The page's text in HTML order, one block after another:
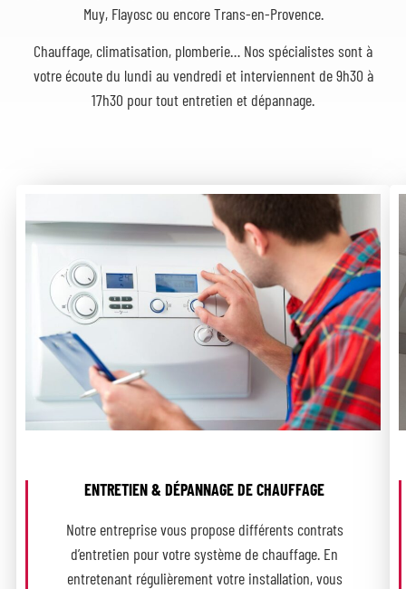
Muy, Flayosc ou encore Trans-en-Provence.
Chauffage, climatisation, plomberie… Nos spécialistes sont à
votre écoute du lundi au vendredi et interviennent de 9h30 à
17h30 pour tout entretien et dépannage.
ENTRETIEN & DÉPANNAGE DE CHAUFFAGE
Notre entreprise vous propose différents contrats
d’entretien pour votre système de chauffage. En
entretenant régulièrement votre installation, vous